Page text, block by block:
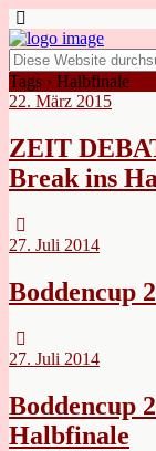
Tags › Halbfinale
22. März 2015
ZEIT
Break ins
27. Juli 2014
Boddencup
27. Juli 2014
Boddencup
Halbfinale